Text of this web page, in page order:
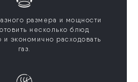
размера и мощности
несколько блюд
экономично расходовать
газ.